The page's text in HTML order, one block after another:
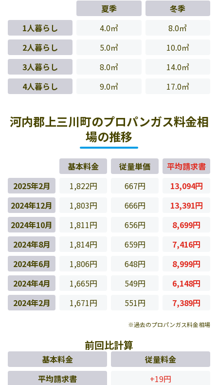
夏季
冬季
1人暮らし
4.0㎥
8.0㎥
2人暮らし
5.0㎥
10.0㎥
3人暮らし
8.0㎥
14.0㎥
4人暮らし
9.0㎥ 17.0㎥
河内郡上三川町のプロパンガス料金相
場の推移
基本料金 従量単価
平均請求書
2025年2月
1,822円 667円
13,094円
2024年12月
1,803円 666円
13,391円
2024年10月
1,811円 656円
8,699円
2024年8月
1,814円 659円
7,416円
2024年6月
1,806円 648円
8,999円
2024年4月
1,665円 549円
6,148円
2024年2月
1,671円 551円 7,389円
※過去のプロパンガス料金相場
前回比計算
基本料金
従量料金
平均請求書
+19円